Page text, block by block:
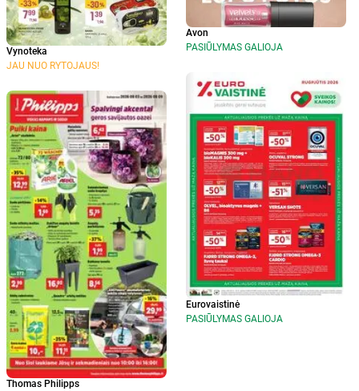
Vynoteka
JAU NUO RYTOJAUS!
Thomas Philipps
Avon
PASIŪLYMAS GALIOJA
Eurovaistinė
PASIŪLYMAS GALIOJA